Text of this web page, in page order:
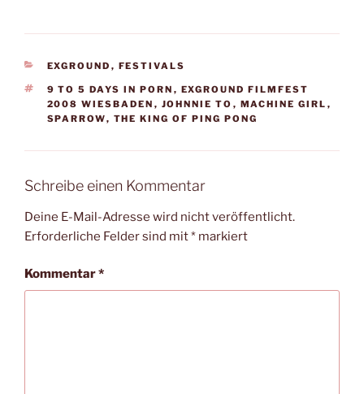
KATEGORIEN
EXGROUND , FESTIVALS
SCHLAGWÖRTER
9 TO 5 DAYS IN PORN , EXGROUND FILMFEST
2008 WIESBADEN , JOHNNIE TO , MACHINE GIRL ,
SPARROW, THE KING OF PING PONG
Schreibe einen Kommentar
Deine E-Mail-Adresse wird nicht veröffentlicht.
Erforderliche Felder sind mit* markiert
Kommentar*